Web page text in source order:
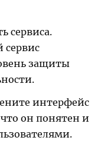
сервиса.
сервис
защиты
интерфейс
что он понятен и